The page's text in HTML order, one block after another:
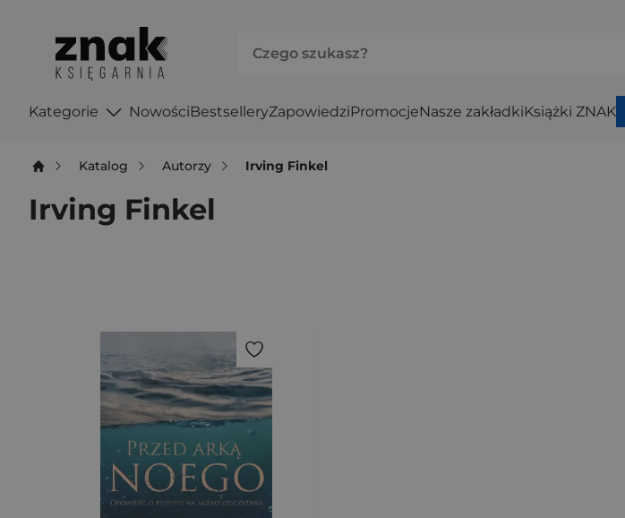
Kategorie NowościBestselleryZapowiedziPromocjeNasze zakładkiKsiążki ZNAK
Katalog Autorzy Irving Finkel
Irving Finkel